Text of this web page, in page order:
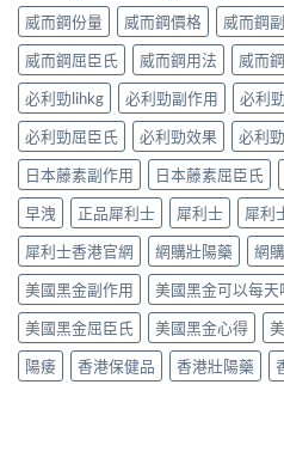
威而鋼份量
威而鋼價格 威而鋼
威而鋼屈臣氏
威而鋼用法 威而
必利勁lihkg
必利勁副作用 必利
必利勁屈臣氏
必利勁效果 必利
日本藤素副作用
日本藤素屈臣氏
早洩
正品犀利士 犀利士 犀利
犀利士香港官網
網購壯陽藥 網
美國黑金副作用
美國黑金可以每天
美國黑金屈臣氏
美國黑金心得
陽痿
香港保健品 香港壯陽藥